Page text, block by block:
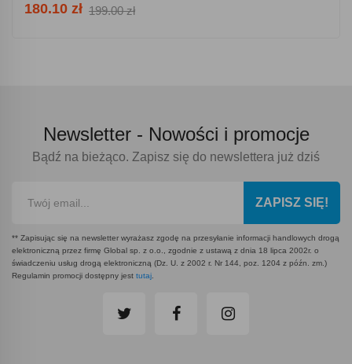
180.10 zł 199.00 zł
Newsletter - Nowości i promocje
Bądź na bieżąco. Zapisz się do newslettera już dziś
ZAPISZ SIĘ!
** Zapisując się na newsletter wyrażasz zgodę na przesyłanie informacji handlowych drogą
elektroniczną przez firmę Global sp. z o.o., zgodnie z ustawą z dnia 18 lipca 2002r. o
świadczeniu usług drogą elektroniczną (Dz. U. z 2002 r. Nr 144, poz. 1204 z późn. zm.)
Regulamin promocji dostępny jest tutaj.